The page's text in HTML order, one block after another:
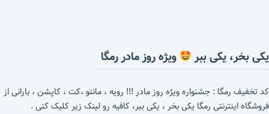
یکی بخر، یکی ببر ویژه روز مادر رمگا
کد تخفیف رمگا : جشنواره ویژه روز مادر !!! رویه ، مانتو ،کت ، کاپشن ، بارانی از
فروشگاه اینترنتی رمگا یکی بخر ، یکی ببر، کافیه رو لینک زیر کلیک کنی .